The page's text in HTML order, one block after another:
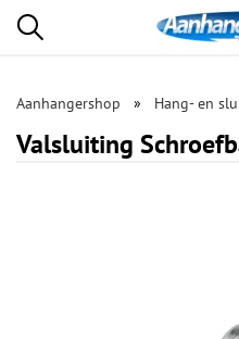
Aanhangershop Hang- en
Valsluiting